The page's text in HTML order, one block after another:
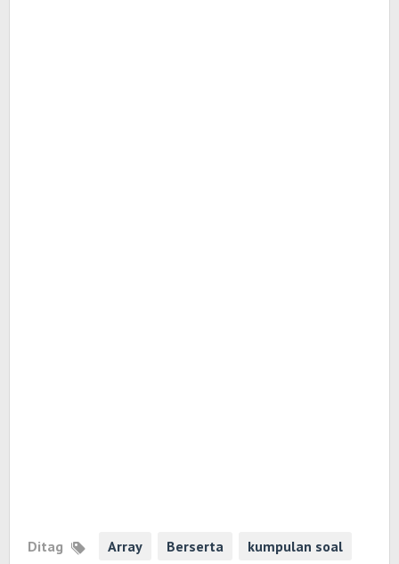
Ditag Array Berserta
kumpulan soal